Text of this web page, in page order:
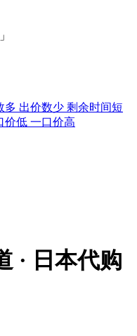
多 出价数少 剩余时间短
价低 一口价高
· 日本代购